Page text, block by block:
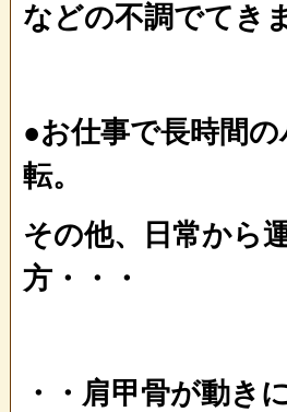
などの不調でてき
●お仕事で長時間
転。
その他、日常から
方・・・
・・肩甲骨が動き